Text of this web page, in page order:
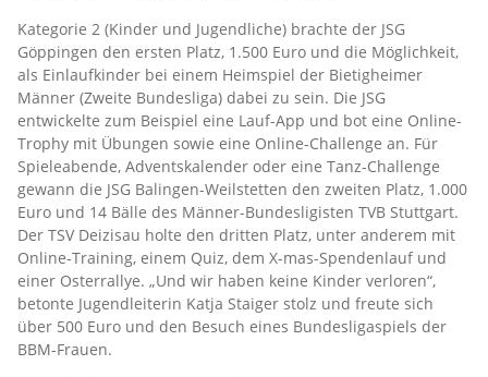
Kategorie 2 (Kinder und Jugendliche) brachte der JSG
Göppingen den ersten Platz, 1.500 Euro und die Möglichkeit,
als Einlaufkinder bei einem Heimspiel der Bietigheimer
Männer (Zweite Bundesliga) dabei zu sein. Die JSG
entwickelte zum Beispiel eine Lauf-App und bot eine Online-
Trophy mit Übungen sowie eine Online-Challenge an. Für
Spieleabende, Adventskalender oder eine Tanz-Challenge
gewann die JSG Balingen-Weilstetten den zweiten Platz, 1.000
Euro und 14 Bälle des Männer-Bundesligisten TVB Stuttgart.
Der TSV Deizisau holte den dritten Platz, unter anderem mit
Online-Training, einem Quiz, dem X-mas-Spendenlauf und
einer Osterrallye. „Und wir haben keine Kinder verloren“,
betonte Jugendleiterin Katja Staiger stolz und freute sich
über 500 Euro und den Besuch eines Bundesligaspiels der
BBM-Frauen.